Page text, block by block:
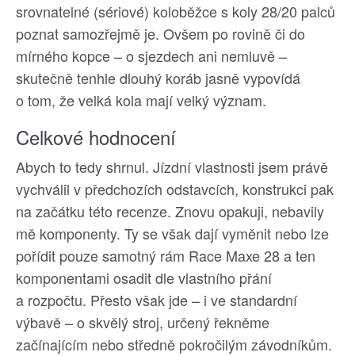
srovnatelné (sériové) koloběžce s koly 28/20 palců
poznat samozřejmě je. Ovšem po rovině či do
mírného kopce – o sjezdech ani nemluvě –
skutečně tenhle dlouhý koráb jasně vypovídá
o tom, že velká kola mají velký význam.
Celkové hodnocení
Abych to tedy shrnul. Jízdní vlastnosti jsem právě
vychválil v předchozích odstavcích, konstrukci pak
na začátku této recenze. Znovu opakuji, nebavily
mě komponenty. Ty se však dají vyměnit nebo lze
pořídit pouze samotný rám Race Maxe 28 a ten
komponentami osadit dle vlastního přání
a rozpočtu. Přesto však jde – i ve standardní
výbavě – o skvělý stroj, určený řekněme
začínajícím nebo středně pokročilým závodníkům.